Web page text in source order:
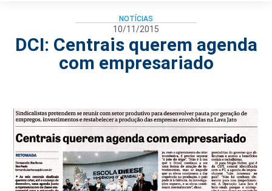
NOTÍCIAS
10/11/2015
DCI: Centrais querem agenda
com empresariado